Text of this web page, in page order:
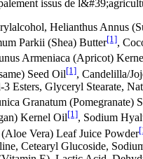
issus de
Helianthus Annus
Parkii (Shea) Butter[1],
Armeniaca (Apricot)
Seed Oil[1], Candelilla/
Esters, Glyceryl Stearate,
Granatum (Pomegranate)
Kernel Oil[1], Sodium
Vera) Leaf Juice Powder
Cetearyl Glucoside,